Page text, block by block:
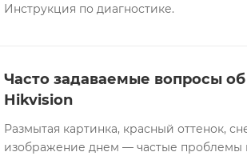
Инструкция по диагностике.
Часто задаваемые вопросы
Hikvision
Размытая картинка, красный оттенок,
изображение днем — частые проблемы